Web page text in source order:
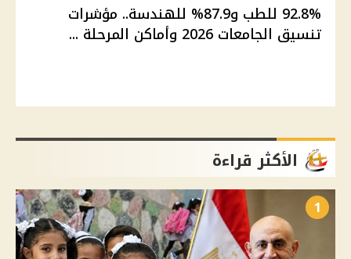
92.8% للطب و87.9% للهندسة.. مؤشرات
تنسيق الجامعات 2026 وأماكن المرحلة ...
الأكثر قراءة
1